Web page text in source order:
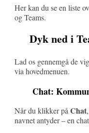
Her kan du se en liste
og Teams.
Dyk ned i
Lad os gennemgå de
via hovedmenuen.
Chat:
Når du klikker påChat
navnet antyder – en